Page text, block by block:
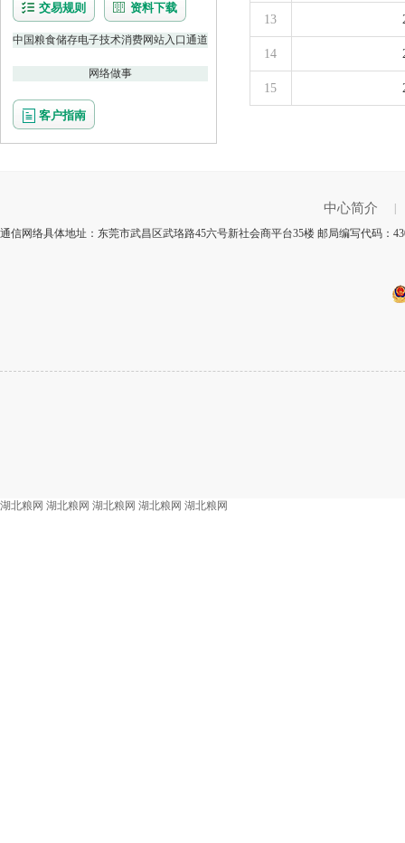
交易规则 资料下载
中国粮食储存电子技术消费网站入口通道
网络做事
客户指南
13
14
15
中心简介
通信网络具体地址：东莞市武昌区武珞路45六号新社会商平台35楼 邮局编写代码：
湖北粮网 湖北粮网 湖北粮网 湖北粮网 湖北粮网